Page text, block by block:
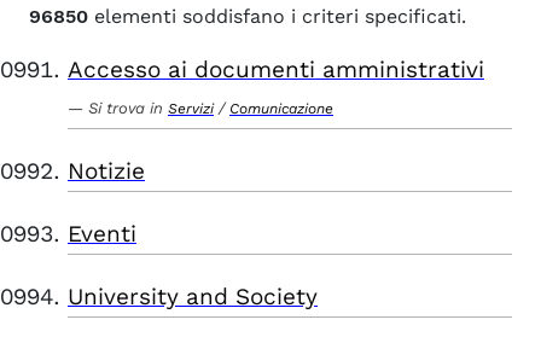
96850 elementi soddisfano i criteri specificati.
Accesso ai documenti amministrativi
Si trova in Servizi / Comunicazione
Notizie
Eventi
University and Society